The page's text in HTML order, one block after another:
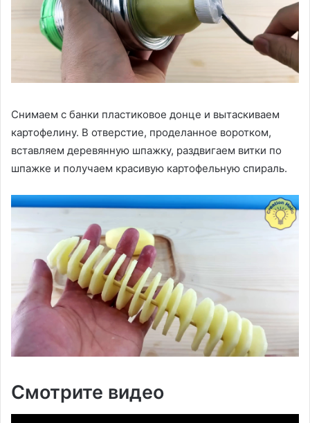
Снимаем с банки пластиковое донце и вытаскиваем
картофелину. В отверстие, проделанное воротком,
вставляем деревянную шпажку, раздвигаем витки по
шпажке и получаем красивую картофельную спираль.
Смотрите видео